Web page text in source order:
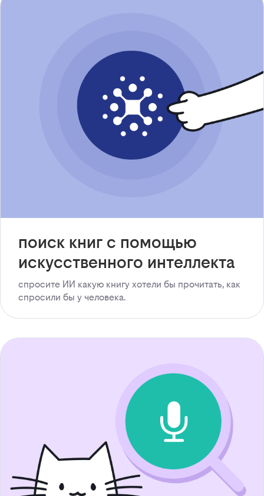
поиск книг с помощью
искусственного интеллекта
спросите ИИ какую книгу хотели бы прочитать, как
спросили бы у человека.